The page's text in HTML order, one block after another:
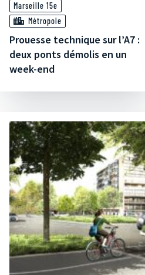
Marseille 15e
Métropole
Prouesse technique sur l’A7 :
deux ponts démolis en un
week-end